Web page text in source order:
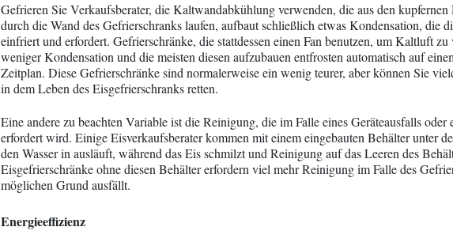
Gefrieren Sie Verkaufsberater, die Kaltwandabkühlung verwenden, die aus den kupfernen
durch die Wand des Gefrierschranks laufen, aufbaut schließlich etwas Kondensation, die
einfriert und erfordert. Gefrierschränke, die stattdessen einen Fan benutzen, um Kaltluft zu
weniger Kondensation und die meisten diesen aufzubauen entfrosten automatisch auf
Zeitplan. Diese Gefrierschränke sind normalerweise ein wenig teurer, aber können Sie
in dem Leben des Eisgefrierschranks retten.
Eine andere zu beachten Variable ist die Reinigung, die im Falle eines Geräteausfalls oder
erfordert wird. Einige Eisverkaufsberater kommen mit einem eingebauten Behälter unter
den Wasser in ausläuft, während das Eis schmilzt und Reinigung auf das Leeren des
Eisgefrierschränke ohne diesen Behälter erfordern viel mehr Reinigung im Falle des
möglichen Grund ausfällt.
Energieeffizienz